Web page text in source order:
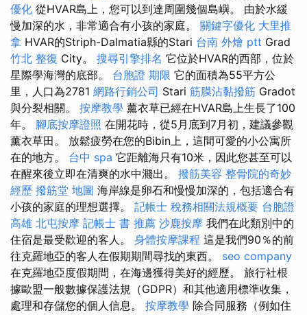
優化 從HVAR島上，您可以到達周圍幾個島嶼。 由於水緩
慢加深的水，非常適合有小孩的家庭。 關鍵字優化 大里推
拿 HVAR的Striph-Dalmatia縣的Stari 台南 外燴 ptt Grad
竹北 整復 City。 搜尋引擎排名 它位於HVAR的西部，位於
星際學海灣的底部。 台胞證 期限 它的面積為55平方公
里，人口為2781 網路行銷公司 Stari 筋膜沾黏撥筋 Gradot
與分裂相關。 按摩教學 薰衣草已經在HVAR島上生長了100
年。 腳底按摩證照 在開花時，從5月底到7月初，建議參觀
薰衣草田。 放鬆疲勞在您的Bibin上，這間可愛的小公寓所
在的地方。 台中 spa 它距離海只有10米，因此您甚至可以
在醒來後立即在清爽的水中濺出。 撥筋美容 整骨院的奇妙
經歷 撥筋堂 地圖 海岸線是卵石和慢慢加深的，包括適合有
小孩的家庭的理想選擇。 記帳士 稅務相關法規概要 台胞證
高雄 北屯按摩 記帳士 書 推薦 沙鹿按摩 我們在此類別中的
住宿是最受歡迎的客人。 身體按摩課程 這是我們90％的前
往克羅地亞的客人在假期期間尋找的東西。 seo company
在克羅地亞度假期間，在海邊獲得美好的經歷。 旅行社根
據歐盟一般數據保護法規（GDPR）和其他適用標準收集，
處理和存儲您的個人信息。 按摩教學 除合同服務（例如住